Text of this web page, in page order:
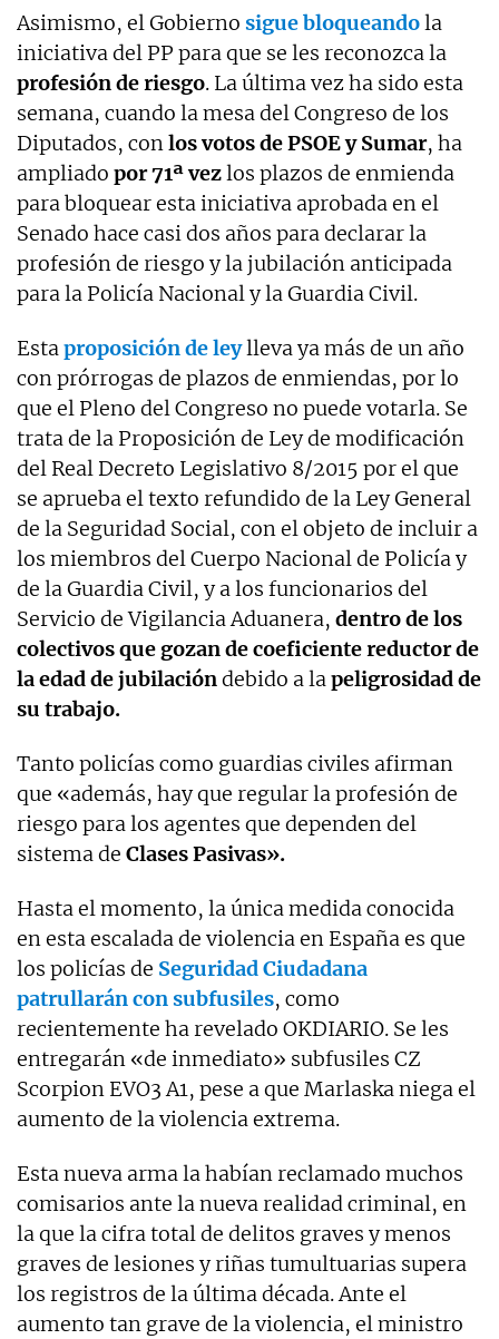
Asimismo, el Gobierno sigue bloqueandola
iniciativa del PP para que se les reconozca la
profesión de riesgo. La última vez ha sido esta
semana, cuando la mesa del Congreso de los
Diputados, conlos votos de PSOE y Sumar, ha
ampliado por 71ª vezlos plazos de enmienda
para bloquear esta iniciativa aprobada en el
Senado hace casi dos años para declarar la
profesión de riesgo y la jubilación anticipada
para la Policía Nacional y la Guardia Civil.
Estaproposición de leylleva ya más de un año
con prórrogas de plazos de enmiendas, por lo
que el Pleno del Congreso no puede votarla. Se
trata de la Proposición de Ley de modificación
del Real Decreto Legislativo 8/2015 por el que
se aprueba el texto refundido de la Ley General
de la Seguridad Social, con el objeto de incluir a
los miembros del Cuerpo Nacional de Policía y
de la Guardia Civil, y a los funcionarios del
Servicio de Vigilancia Aduanera, dentro de los
colectivos que gozan de coeficiente reductor de
la edad de jubilacióndebido a lapeligrosidad de
su trabajo.
Tanto policías como guardias civiles afirman
que «además, hay que regular la profesión de
riesgo para los agentes que dependen del
sistema de Clases Pasivas».
Hasta el momento, la única medida conocida
en esta escalada de violencia en España es que
los policías de Seguridad Ciudadana
patrullarán con subfusiles, como
recientemente ha revelado OKDIARIO. Se les
entregarán «de inmediato» subfusiles CZ
Scorpion EVO3 A1, pese a que Marlaska niega el
aumento de la violencia extrema.
Esta nueva arma la habían reclamado muchos
comisarios ante la nueva realidad criminal, en
la que la cifra total de delitos graves y menos
graves de lesiones y riñas tumultuarias supera
los registros de la última década. Ante el
aumento tan grave de la violencia, el ministro